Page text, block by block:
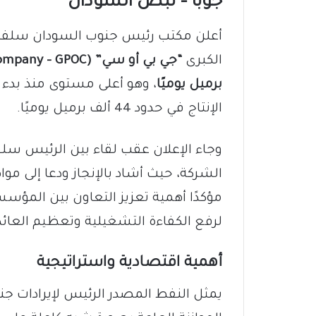
أعلن مكتب رئيس جنوب السودان سلفا
الكبرى “جي بي أو سي” (Greater Pioneer Operating Company – GPOC)
برميل يوميًا
الإنتاج في حدود 44 ألف برميل يوميًا.
وجاء الإعلان عقب لقاء بين الرئيس
الشركة، حيث أشاد بالإنجاز ودعا إلى
مؤكدًا أهمية تعزيز التعاون بين
لرفع الكفاءة التشغيلية وتعظيم
أهمية اقتصادية واستراتيجية